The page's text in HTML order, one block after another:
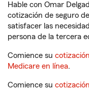
Hable con Omar
cotización de seguro
satisfacer las
persona de la tercera
Comience su
Medicare en línea.
Comience su